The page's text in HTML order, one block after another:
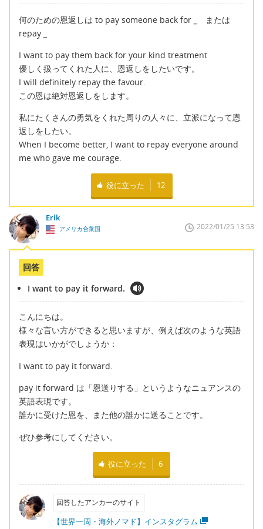
何のための恩返しは to pay someone back for
または
repay
I want to pay them back for your kind treatment
優しく扱ってくれた人に、恩返しをしたいです。
I will definitely repay the favour.
この恩は絶対恩返しをします。
私にたくさんの勇気をくれた周りの人々に、立派になって恩
返しをしたい。
When I become better, I want to repay everyone around
me who gave me courage.
役に立った 12
Erik
アメリカ合衆国 2022/01/25 13:53
回答
I want to pay it forward.
こんにちは。
様々な言い方ができると思いますが、例えば次のような英語
表現はいかがでしょうか：
I want to pay it forward.
pay it forward は「恩送りする」というようなニュアンスの
英語表現です。
誰かに受けた恩を、また他の誰かに送ることです。
ぜひ参考にしてください。
役に立った 6
回答したアンカーのサイト
【世界一周・海外ノマド】インスタグラム